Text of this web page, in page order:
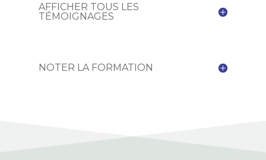
AFFICHER TOUS LES
TÉMOIGNAGES
NOTER LA FORMATION